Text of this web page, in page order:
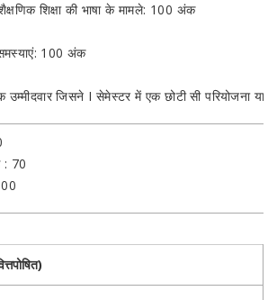
शिक्षा की भाषा के मामले: 100 अंक
समस्याएं: 100 अंक
जिसने I सेमेस्टर में एक छोटी सी परियोजना या
: 70